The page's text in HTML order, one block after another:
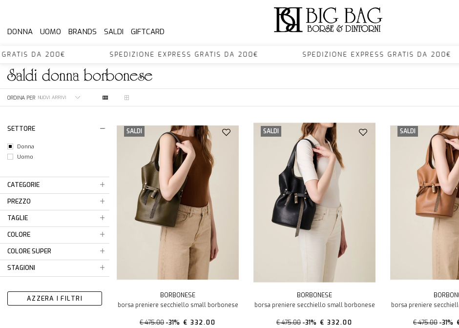
DONNA UOMO BRANDS SALDI GIFTCARD
GRATIS DA 200€ SPEDIZIONE EXPRESS GRATIS DA 200€ SPEDIZIONE EXPRESS GRATIS DA
saldi donnaborbonese
ORDINA PER
SETTORE
Donna
Uomo
CATEGORIE
PREZZO
TAGLIE
COLORE
COLORE SUPER
STAGIONI
AZZERA I FILTRI
SALDI
BORBONESE
borsa preniere secchiello small borbonese
€ 475.00 -31% € 332.00
SALDI
BORBONESE
borsa preniere secchiello small borbonese
€ 475.00 -31% € 332.00
SALDI
borsa preniere
€ 475.00 -31%